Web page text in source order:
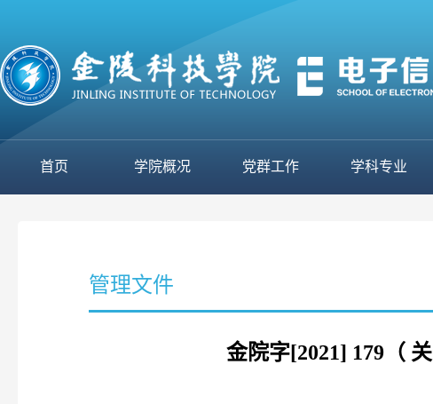
首页 学院概况 党群工作 学科专业
管理文件
金院字[2021] 179（